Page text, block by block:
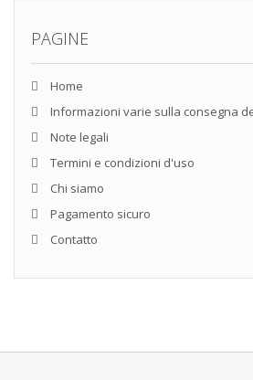
PAGINE
Home
Informazioni varie sulla consegna
Note legali
Termini e condizioni d'uso
Chi siamo
Pagamento sicuro
Contatto